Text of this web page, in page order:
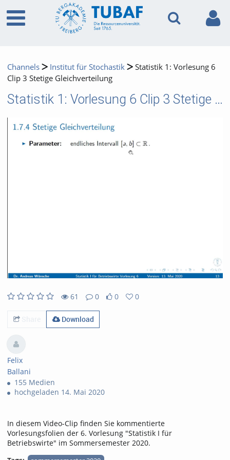
Channels Institut für Stochastik
Statistik 1: Vorlesung 6
Clip 3 Stetige Gleichverteilung
Statistik 1: Vorlesung 6 Clip 3 Stetige Gleichverteilung
61
0
0
0
Share
Download
Felix
Ballani
155 Medien
hochgeladen 14. Mai 2020
In diesem Video-Clip finden Sie kommentierte
Vorlesungsfolien der 6. Vorlesung "Statistik I für
Betriebswirte" im Sommersemester 2020.